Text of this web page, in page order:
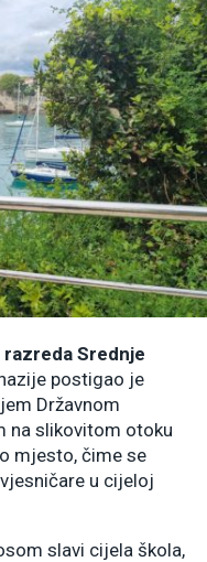
razreda Srednje
postigao je
Državnom
na slikovitom otoku
mjesto, čime se
u cijeloj
slavi cijela škola,